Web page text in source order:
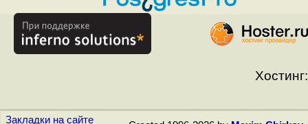
Хостинг:
Закладки на сайте